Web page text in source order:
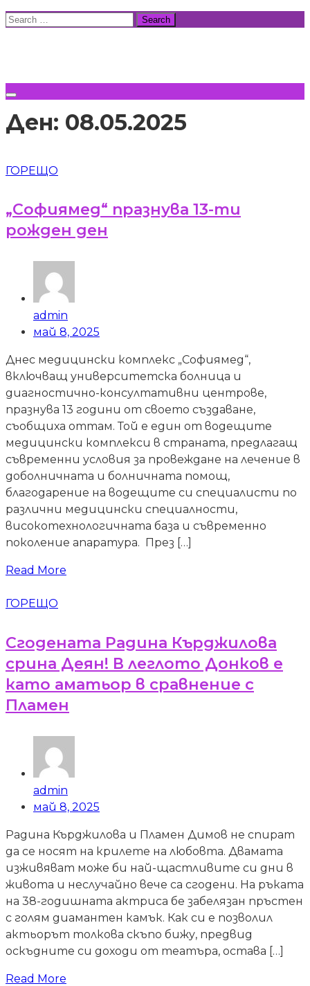
Skip
Search
Ден: 08.05.2025
ГОРЕЩО
„Софиямед“ празнува 13-ти
рожден ден
admin
май 8, 2025
Днес медицински комплекс „Софиямед“,
включващ университетска болница и
диагностично-консултативни центрове,
празнува 13 години от своето създаване,
съобщиха оттам. Той е един от водещите
медицински комплекси в страната, предлагащ
съвременни условия за провеждане на лечение в
доболничната и болничната помощ,
благодарение на водещите си специалисти по
различни медицински специалности,
високотехнологичната база и съвременно
поколение апаратура. През […]
Read More
ГОРЕЩО
Сгодената Радина Кърджилова
срина Деян! В леглото Донков е
като аматьор в сравнение с
Пламен
admin
май 8, 2025
Радина Кърджилова и Пламен Димов не спират
да се носят на крилете на любовта. Двамата
изживяват може би най-щастливите си дни в
живота и неслучайно вече са сгодени. На ръката
на 38-годишната актриса бе забелязан пръстен
с голям диамантен камък. Как си е позволил
актьорът толкова скъпо бижу, предвид
оскъдните си доходи от театъра, остава […]
Read More